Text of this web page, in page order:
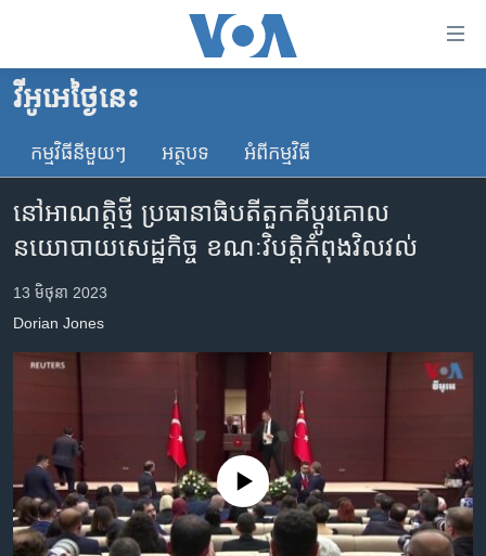
គេហទំព័រ​
ទាក់ទង
និង​
ចូល​
ទំព័រ​
ព័ត៌មាន​​
ម្តង
រំលង​
រចនា
សម្ព័ន្ធ​
រំលង​
កម្ពុជា
អន្តរជាតិ
កម្ពុជាច្នៃប្រតិដ្ឋ
វិទ្យុ / ផតខាសថ៍
កម្មវិធីទាំងអស់
Khmer English
វីអូអេថ្ងៃនេះ
កម្មវិធី​នីមួយៗ អត្ថបទ​ អំពី​កម្មវិធី​
នៅ​អាណត្តិ​ថ្មី ប្រធានាធិបតី​តួកគី​ប្តូរ​គោល
នយោបាយ​សេដ្ឋកិច្ច​ ខណៈ​វិបត្តិ​កំពុង​វិលវល់
13 មិថុនា 2023
Dorian Jones
No media source currently available